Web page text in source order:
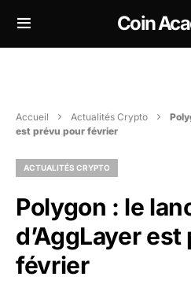
Coin
Accueil Actualités Crypto
est prévu pour février
ACTUALITÉS CRYPTO
Polygon : le
d’AggLayer
février